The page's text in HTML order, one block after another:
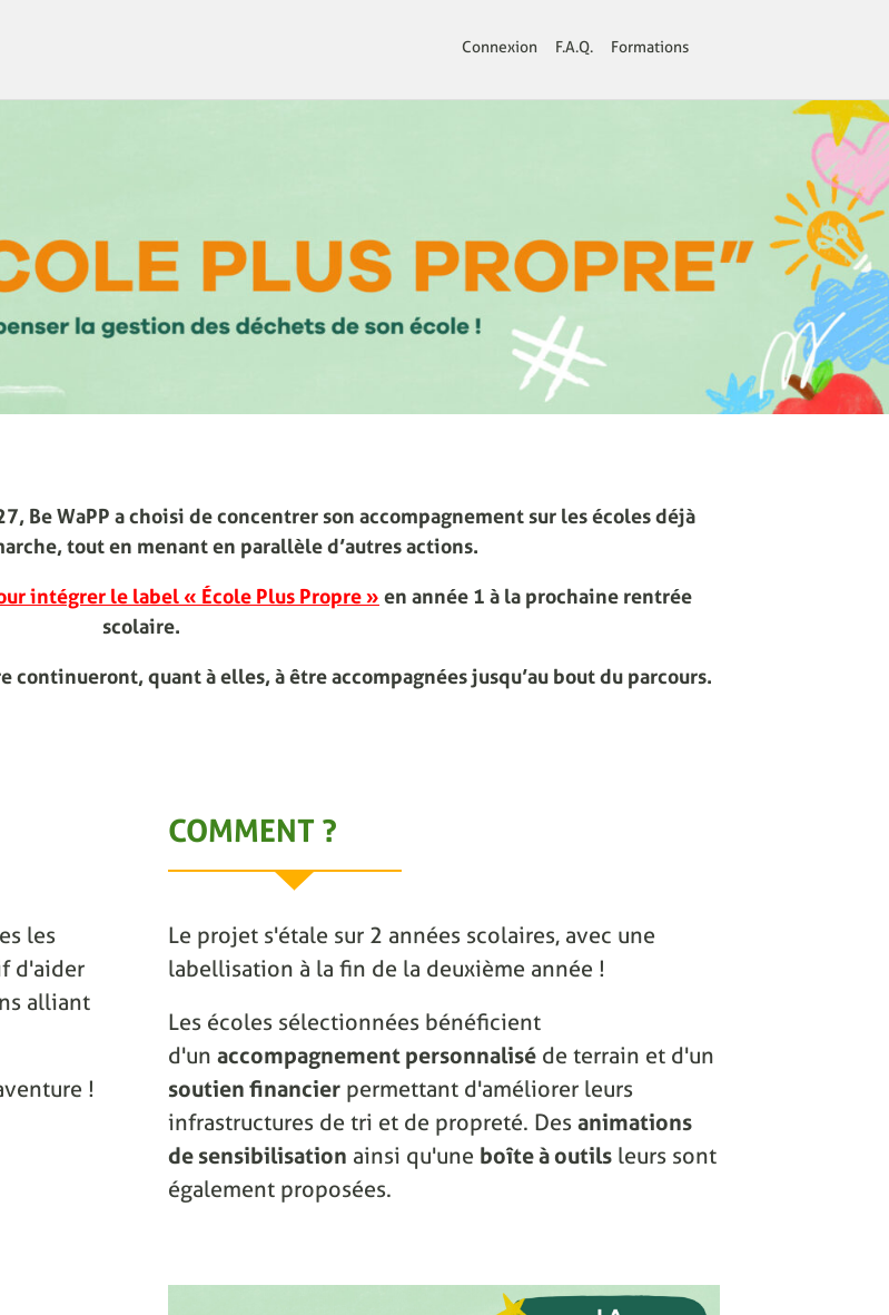
Connexion F.A.Q. Formations
Be WaPP a choisi de concentrer son accompagnement sur les écoles déjà
tout en menant en parallèle d’autres actions.
intégrer le label « École Plus Propre » en année 1 à la prochaine rentrée
scolaire.
continueront, quant à elles, à être accompagnées jusqu’au bout du parcours.
les
d'aider
alliant
!
COMMENT ?
Le projet s'étale sur 2 années scolaires, avec une
labellisation à la fin de la deuxième année !
Les écoles sélectionnées bénéficient
d'un accompagnement personnalisé de terrain et d'un
soutien financier permettant d'améliorer leurs
infrastructures de tri et de propreté. Des animations
de sensibilisation ainsi qu'une boîte à outils leurs sont
également proposées.